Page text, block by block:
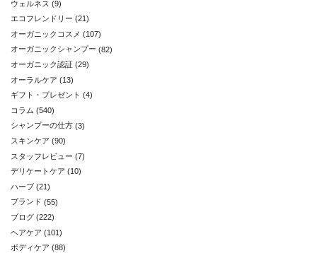
ウェルネス (9)
エコフレンドリー (21)
オーガニックコスメ (107)
オーガニックシャンプー (82)
オーガニック認証 (29)
オーラルケア (13)
ギフト・プレゼント (4)
コラム (540)
シャンプーの仕方 (3)
スキンケア (90)
スタッフレビュー (7)
デリケートケア (10)
ハーブ (21)
ブランド (55)
ブログ (222)
ヘアケア (101)
ボディケア (88)